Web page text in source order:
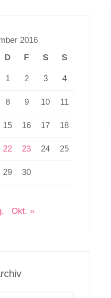
2016
D F S S
1 2 3 4
8 9 10 11
15 16 17 18
22 23 24 25
29 30
Okt. »